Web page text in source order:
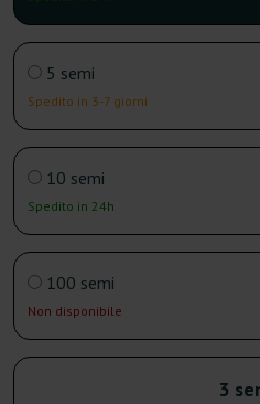
5 semi
Spedito in 3-7 giorni
10 semi
Spedito in 24h
100 semi
Non disponibile
3